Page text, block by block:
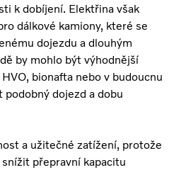
k dobíjení. Elektřina však
dálkové kamiony, které se
dojezdu a dlouhým
by mohlo být výhodnější
bionafta nebo v budoucnu
dojezd a dobu
a užitečné zatížení, protože
přepravní kapacitu